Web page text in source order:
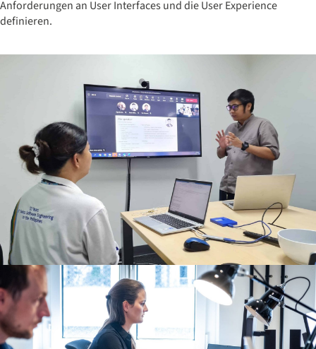
Anforderungen an User Interfaces und die User Experience
definieren.